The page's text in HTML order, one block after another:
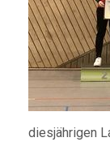
diesjährigen